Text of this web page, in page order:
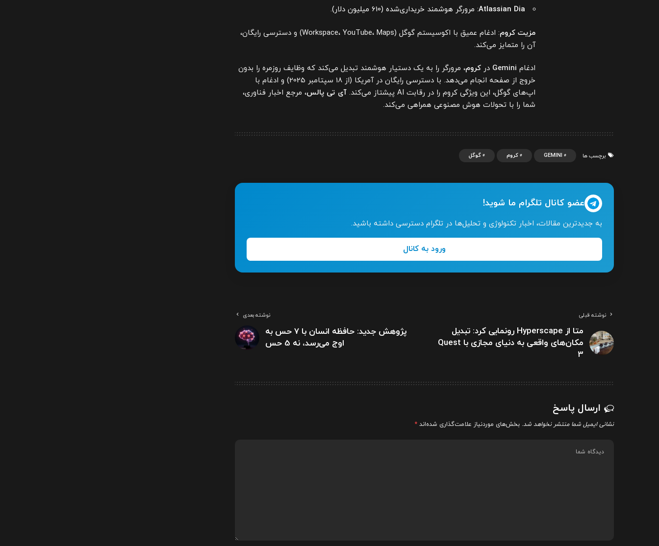
Atlassian Dia: مرورگر هوشمند خریداری‌شده (610 میلیون دلار).
مزیت کروم
: ادغام عمیق با اکوسیستم گوگل (Workspace، YouTube، Maps) و دسترسی رایگان،
آن را متمایز می‌کند.
ادغام Gemini در کروم، مرورگر را به یک دستیار هوشمند تبدیل می‌کند که وظایف روزمره را بدون
خروج از صفحه انجام می‌دهد. با دسترسی رایگان در آمریکا (از 18 سپتامبر 2025) و ادغام با
اپ‌های گوگل، این ویژگی کروم را در رقابت AI پیشتاز می‌کند.
آی تی پالس، مرجع اخبار فناوری،
شما را با تحولات هوش مصنوعی همراهی می‌کند.
برچسب ها GEMINI کروم گوگل
عضو کانال تلگرام ما شوید!
به جدیدترین مقالات، اخبار تکنولوژی و تحلیل‌ها در تلگرام دسترسی داشته باشید.
ورود به کانال
نوشته قبلی
متا از Hyperscape رونمایی کرد: تبدیل
مکان‌های واقعی به دنیای مجازی با Quest
3
نوشته بعدی
پژوهش جدید: حافظه انسان با 7 حس به
اوج می‌رسد، نه 5 حس
ارسال پاسخ
نشانی ایمیل شما منتشر نخواهد شد. بخش‌های موردنیاز علامت‌گذاری شده‌اند *